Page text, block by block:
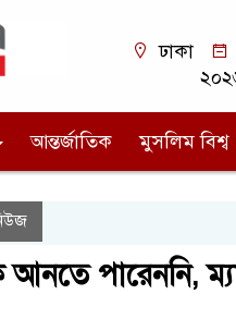
ঢাকা
আন্তর্জাতিক মুসলিম বিশ্ব
আনতে পারেননি,